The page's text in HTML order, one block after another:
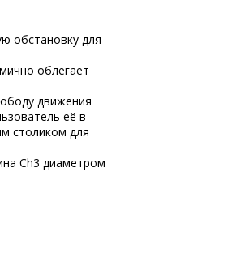
обстановку для
облегает
движения
её в
столиком для
Ch3 диаметром